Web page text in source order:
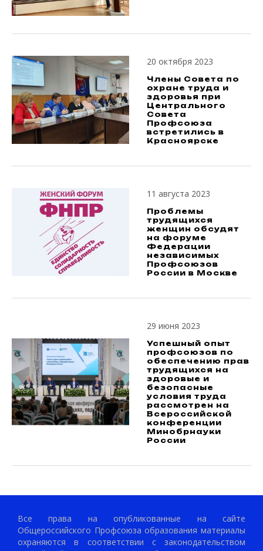
20 октября 2023
Члены Совета по
охране труда и
здоровья при
Центрального
Совета
Профсоюза
встретились в
Красноярске
11 августа 2023
Проблемы
трудящихся
женщин обсудят
на форуме
Федерации
независимых
Профсоюзов
России в Москве
29 июня 2023
Успешный опыт
профсоюзов по
обеспечению прав
трудящихся на
здоровые и
безопасные
условия труда
рассмотрен на
Всероссийской
конференции
Минобрнауки
России
Все права на опубликованные на сайте
Общероссийского Профсоюза образования материалы
охраняются в соответствии с законодательством